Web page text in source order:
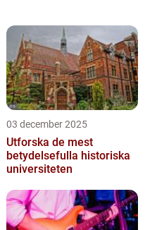
03 december 2025
Utforska de mest
betydelsefulla historiska
universiteten